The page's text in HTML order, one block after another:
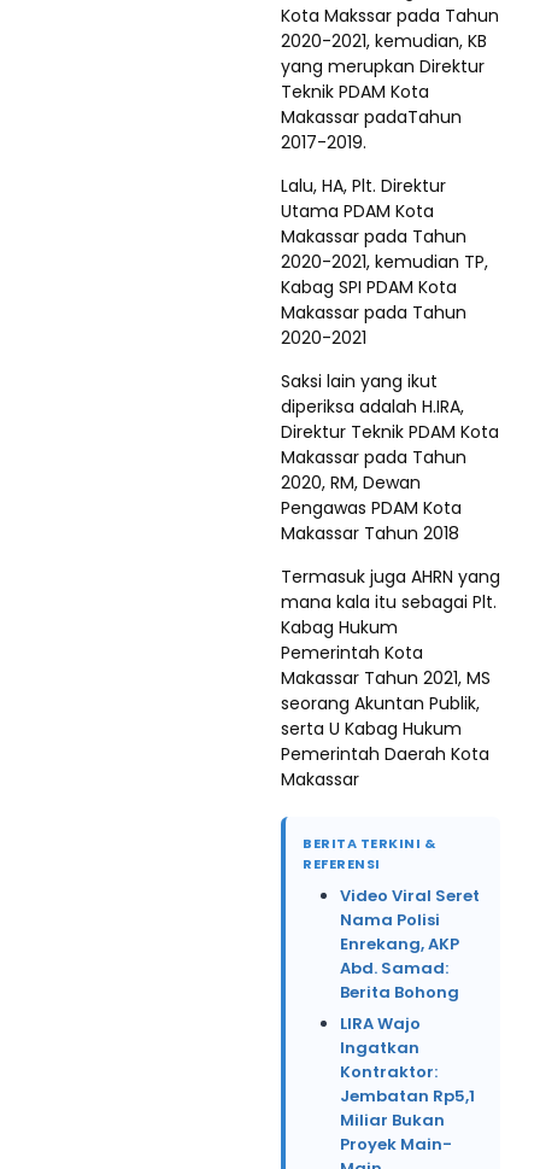
Kota Makssar pada Tahun
2020-2021, kemudian, KB
yang merupkan Direktur
Teknik PDAM Kota
Makassar padaTahun
2017-2019.
Lalu, HA, Plt. Direktur
Utama PDAM Kota
Makassar pada Tahun
2020-2021, kemudian TP,
Kabag SPI PDAM Kota
Makassar pada Tahun
2020-2021
Saksi lain yang ikut
diperiksa adalah H.IRA,
Direktur Teknik PDAM Kota
Makassar pada Tahun
2020, RM, Dewan
Pengawas PDAM Kota
Makassar Tahun 2018
Termasuk juga AHRN yang
mana kala itu sebagai Plt.
Kabag Hukum
Pemerintah Kota
Makassar Tahun 2021, MS
seorang Akuntan Publik,
serta U Kabag Hukum
Pemerintah Daerah Kota
Makassar
BERITA TERKINI &
REFERENSI
Video Viral Seret
Nama Polisi
Enrekang, AKP
Abd. Samad:
Berita Bohong
LIRA Wajo
Ingatkan
Kontraktor:
Jembatan Rp5,1
Miliar Bukan
Proyek Main-